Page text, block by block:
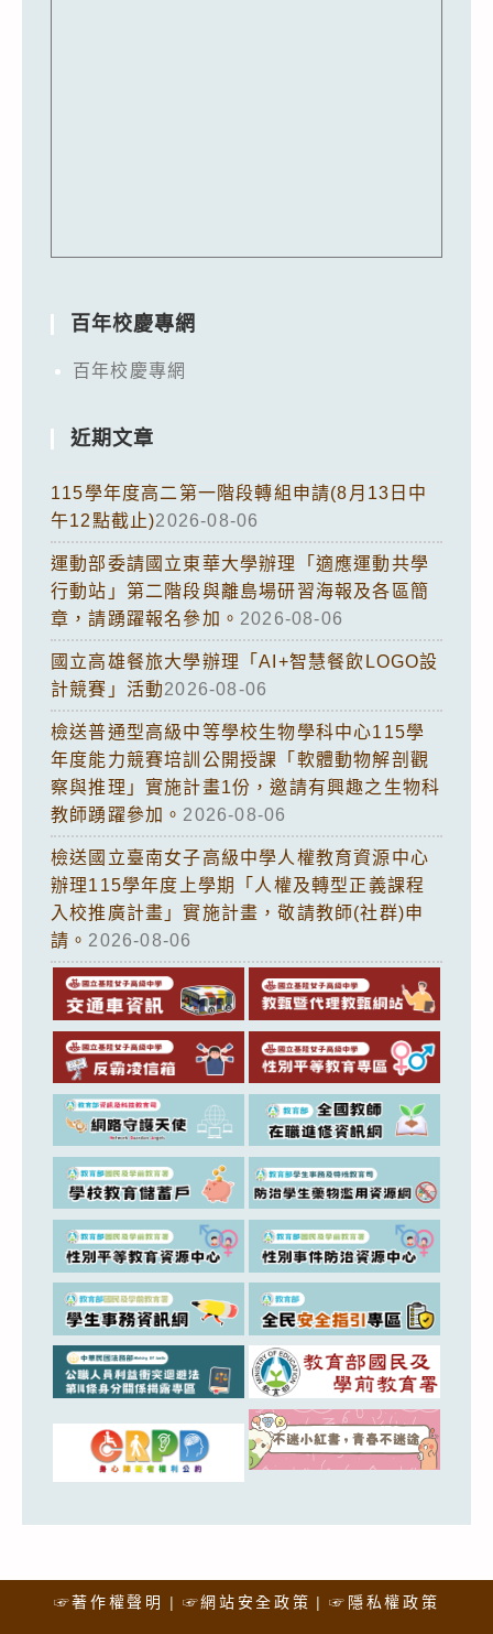
百年校慶專網
百年校慶專網
近期文章
115學年度高二第一階段轉組申請(8月13日中
午12點截止)2026-08-06
運動部委請國立東華大學辦理「適應運動共學
行動站」第二階段與離島場研習海報及各區簡
章，請踴躍報名參加。 2026-08-06
國立高雄餐旅大學辦理「AI+智慧餐飲LOGO設
計競賽」活動2026-08-06
檢送普通型高級中等學校生物學科中心115學
年度能力競賽培訓公開授課「軟體動物解剖觀
察與推理」實施計畫1份，邀請有興趣之生物科
教師踴躍參加。 2026-08-06
檢送國立臺南女子高級中學人權教育資源中心
辦理115學年度上學期「人權及轉型正義課程
入校推廣計畫」實施計畫，敬請教師(社群)申
請。 2026-08-06
☞著作權聲明 ☞網站安全政策 ☞隱私權政策